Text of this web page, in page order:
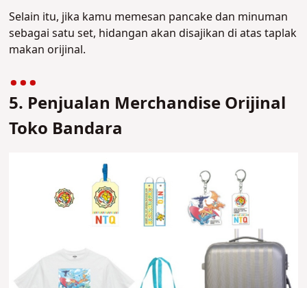
Selain itu, jika kamu memesan pancake dan minuman
sebagai satu set, hidangan akan disajikan di atas taplak
makan orijinal.
5. Penjualan Merchandise Orijinal
Toko Bandara